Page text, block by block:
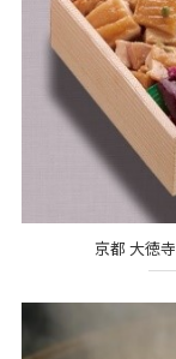
京都 大徳